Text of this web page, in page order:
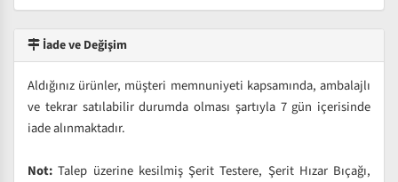
İade ve Değişim
Aldığınız ürünler, müşteri memnuniyeti kapsamında, ambalajlı
ve tekrar satılabilir durumda olması şartıyla 7 gün içerisinde
iade alınmaktadır.
Not: Talep üzerine kesilmiş Şerit Testere, Şerit Hızar Bıçağı,